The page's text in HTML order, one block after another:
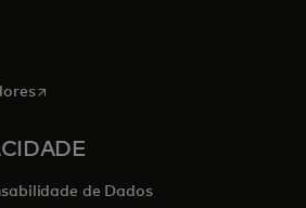
tab
opens in a new tab
de Dados